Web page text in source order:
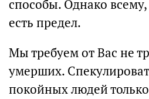
способы. Однако
есть предел.
Мы требуем от Вас не
умерших.
покойных людей